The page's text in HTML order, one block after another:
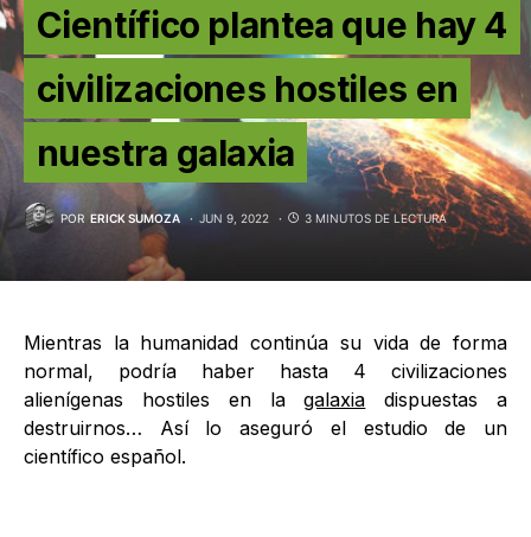
Científico plantea que hay 4
civilizaciones hostiles en
nuestra galaxia
POR ERICK SUMOZA JUN 9, 2022 3 MINUTOS DE LECTURA
Mientras la humanidad continúa su vida de forma
normal, podría haber hasta 4 civilizaciones
alienígenas hostiles en lagalaxia dispuestas a
destruirnos… Así lo aseguró el estudio de un
científico español.